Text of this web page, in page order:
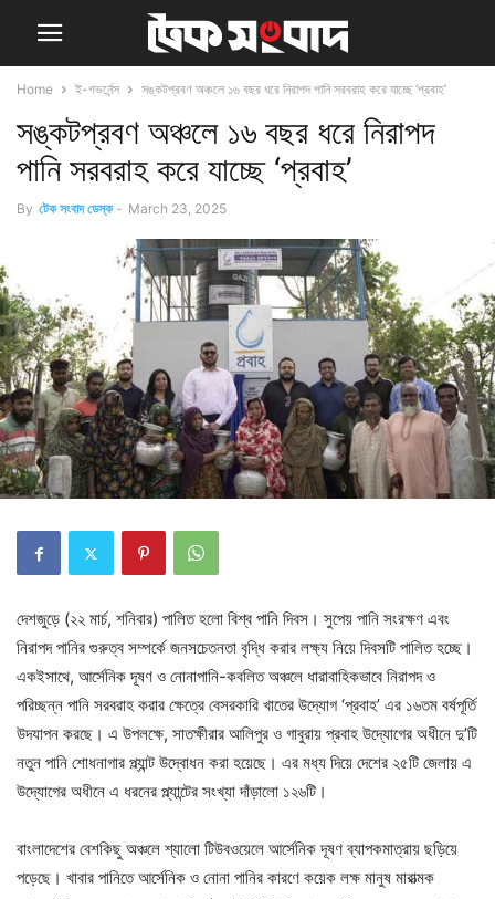
Home ই-গভর্নেন্স সঙ্কটপ্রবণ অঞ্চলে ১৬ বছর ধরে নিরাপদ পানি সরবরাহ করে যাচ্ছে ‘প্রবাহ’
সঙ্কটপ্রবণ অঞ্চলে ১৬ বছর ধরে নিরাপদ
পানি সরবরাহ করে যাচ্ছে ‘প্রবাহ’
By টেক সংবাদ ডেস্ক - March 23, 2025
দেশজুড়ে (২২ মার্চ, শনিবার) পালিত হলো বিশ্ব পানি দিবস। সুপেয় পানি সংরক্ষণ এবং
নিরাপদ পানির গুরুত্ব সম্পর্কে জনসচেতনতা বৃদ্ধি করার লক্ষ্য নিয়ে দিবসটি পালিত হচ্ছে।
একইসাথে, আর্সেনিক দূষণ ও নোনাপানি-কবলিত অঞ্চলে ধারাবাহিকভাবে নিরাপদ ও
পরিচ্ছন্ন পানি সরবরাহ করার ক্ষেত্রে বেসরকারি খাতের উদ্যোগ ‘প্রবাহ’ এর ১৬তম বর্ষপূর্তি
উদযাপন করছে। এ উপলক্ষে, সাতক্ষীরার আলিপুর ও গাবুরায় প্রবাহ উদ্যোগের অধীনে দু’টি
নতুন পানি শোধনাগার প্ল্যান্ট উদ্বোধন করা হয়েছে। এর মধ্য দিয়ে দেশের ২৫টি জেলায় এ
উদ্যোগের অধীনে এ ধরনের প্ল্যান্টের সংখ্যা দাঁড়ালো ১২৬টি।
বাংলাদেশের বেশকিছু অঞ্চলে শ্যালো টিউবওয়েলে আর্সেনিক দূষণ ব্যাপকমাত্রায় ছড়িয়ে
পড়েছে। খাবার পানিতে আর্সেনিক ও নোনা পানির কারণে কয়েক লক্ষ মানুষ মারাত্মক